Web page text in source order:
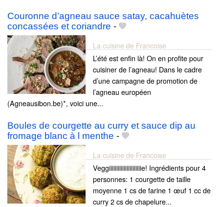
Couronne d’agneau sauce satay, cacahuètes
concassées et coriandre -
La cuisine de Francoise
L’été est enfin là! On en profite pour
cuisiner de l’agneau! Dans le cadre
d’une campagne de promotion de
l’agneau européen
(Agneausibon.be)*, voici une...
Boules de courgette au curry et sauce dip au
fromage blanc à l menthe -
La cuisine de Francoise
Veggiiiiiiiiiiiiiiiiiiiiiie! Ingrédients pour 4
personnes: 1 courgette de taille
moyenne 1 cs de farine 1 œuf 1 cc de
curry 2 cs de chapelure...